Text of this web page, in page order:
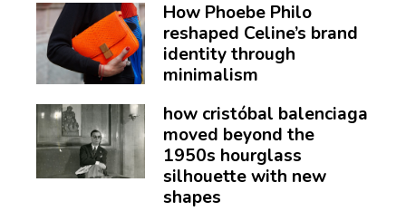
How Phoebe Philo
reshaped Celine’s brand
identity through
minimalism
how cristóbal balenciaga
moved beyond the
1950s hourglass
silhouette with new
shapes